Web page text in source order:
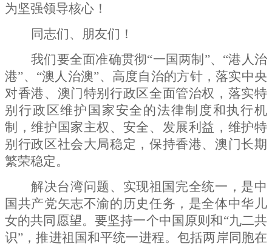
为坚强领导核心！
同志们、朋友们！
我们要全面准确贯彻“一国两制”、“港人治
港”、“澳人治澳”、高度自治的方针，落实中央
对香港、澳门特别行政区全面管治权，落实特
别行政区维护国家安全的法律制度和执行机
制，维护国家主权、安全、发展利益，维护特
别行政区社会大局稳定，保持香港、澳门长期
繁荣稳定。
解决台湾问题、实现祖国完全统一，是中
国共产党矢志不渝的历史任务，是全体中华儿
女的共同愿望。要坚持一个中国原则和“九二共
识”，推进祖国和平统一进程。包括两岸同胞在